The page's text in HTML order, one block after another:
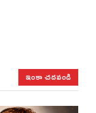
ఇంకా చదవండి